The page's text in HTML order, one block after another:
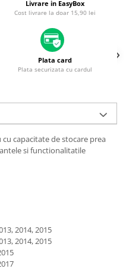
Livrare in EasyBox
Cost livrare la doar 15,90 lei
Plata card
Plata securizata cu cardul
capacitate de stocare prea
si functionalitatile
2014, 2015
2014, 2015